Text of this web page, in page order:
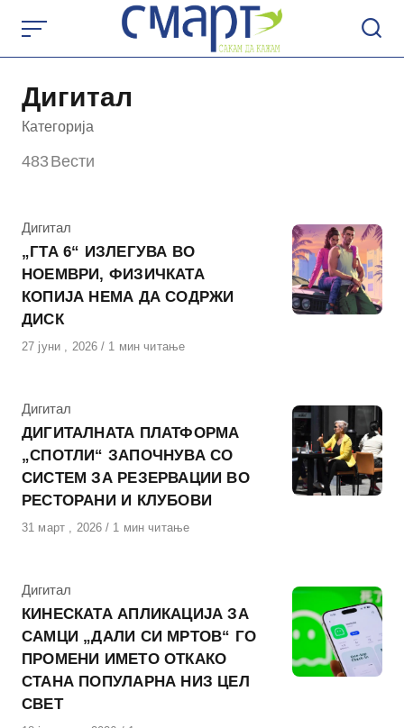
content
Дигитал
Категорија
483Вести
КАтегорија
Дигитал
„ГТА 6“ ИЗЛЕГУВА ВО
НОЕМВРИ, ФИЗИЧКАТА
КОПИЈА НЕМА ДА СОДРЖИ
ДИСК
Објавено
27 јуни , 2026 1 мин читање
КАтегорија
Дигитал
ДИГИТАЛНАТА ПЛАТФОРМА
„СПОТЛИ“ ЗАПОЧНУВА СО
СИСТЕМ ЗА РЕЗЕРВАЦИИ ВО
РЕСТОРАНИ И КЛУБОВИ
Објавено
31 март , 2026 1 мин читање
КАтегорија
Дигитал
КИНЕСКАТА АПЛИКАЦИЈА ЗА
САМЦИ „ДАЛИ СИ МРТОВ“ ГО
ПРОМЕНИ ИМЕТО ОТКАКО
СТАНА ПОПУЛАРНА НИЗ ЦЕЛ
СВЕТ